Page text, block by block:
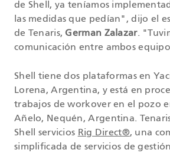
de Shell, ya teníamos
las medidas que pedían", dijo el
de Tenaris, German Zalazar.
comunicación entre ambos
Shell tiene dos plataformas en
Lorena, Argentina, y está en
trabajos de workover en el pozo
Añelo, Nequén, Argentina.
Shell servicios Rig Direct®, una
simplificada de servicios de